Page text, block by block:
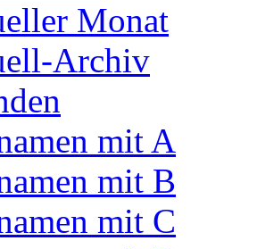
Monat
Archiv
mit A
mit B
mit C